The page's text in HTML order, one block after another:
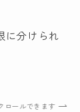
に分けられ
ロールできます